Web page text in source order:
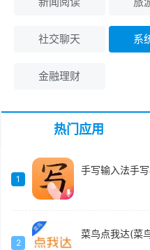
社交聊天 系
金融理财
热门应用
1
手写输入法手
2